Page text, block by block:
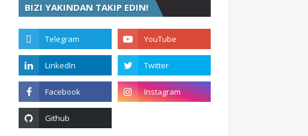
BIZI YAKINDAN TAKIP EDIN!